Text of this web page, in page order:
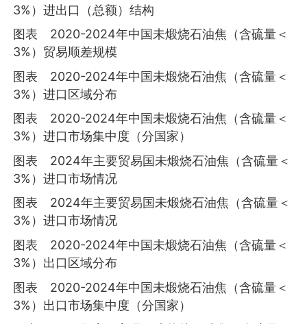
3%）进出口（总额）结构
图表 2020-2024年中国未煅烧石油焦（含硫量＜
3%）贸易顺差规模
图表 2020-2024年中国未煅烧石油焦（含硫量＜
3%）进口区域分布
图表 2020-2024年中国未煅烧石油焦（含硫量＜
3%）进口市场集中度（分国家）
图表 2024年主要贸易国未煅烧石油焦（含硫量＜
3%）进口市场情况
图表 2024年主要贸易国未煅烧石油焦（含硫量＜
3%）进口市场情况
图表 2020-2024年中国未煅烧石油焦（含硫量＜
3%）出口区域分布
图表 2020-2024年中国未煅烧石油焦（含硫量＜
3%）出口市场集中度（分国家）